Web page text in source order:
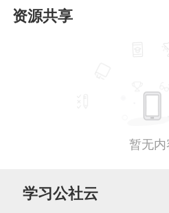
（处）部（处）长
作部部长、党委组
法和高校学生党支
和互动。共同探索
资源共享
暂无内
学习公社云